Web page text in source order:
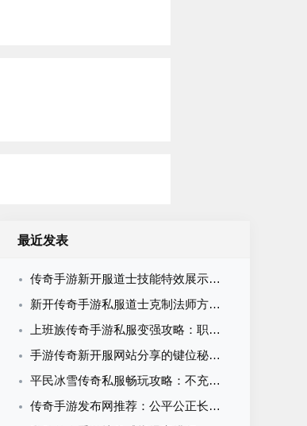
最近发表
传奇手游新开服道士技能特效展示：召唤毒系治疗辅助全系视觉解析
新开传奇手游私服道士克制法师方法：技能运用与实战打法全攻略
上班族传奇手游私服变强攻略：职业选择、挂机策略与装备获取全解析
手游传奇新开服网站分享的键位秘密：技能衔接从此告别手忙脚乱‌
平民冰雪传奇私服畅玩攻略：不充钱也能制霸冰雪世界的完整指南
传奇手游发布网推荐：公平公正长久稳定的传奇手游版本怎么选？